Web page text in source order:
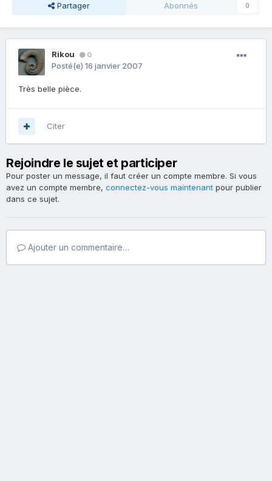
Partager Abonnés 0
Rikou 0
Posté(e) 16 janvier 2007
Très belle pièce.
Citer
Rejoindre le sujet et participer
Pour poster un message, il faut créer un compte membre. Si vous
avez un compte membre, connectez-vous maintenant pour publier
dans ce sujet.
Ajouter un commentaire…